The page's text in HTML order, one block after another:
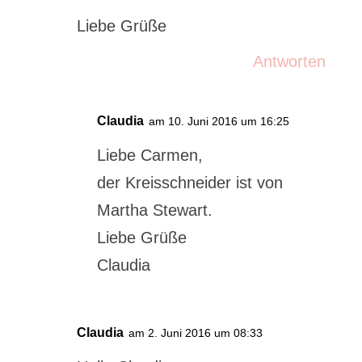
Liebe Grüße
Antworten
Claudia am 10. Juni 2016 um 16:25
Liebe Carmen,
der Kreisschneider ist von
Martha Stewart.
Liebe Grüße
Claudia
Claudia am 2. Juni 2016 um 08:33